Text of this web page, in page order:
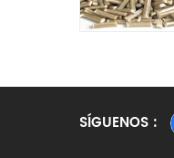
SÍGUENOS :